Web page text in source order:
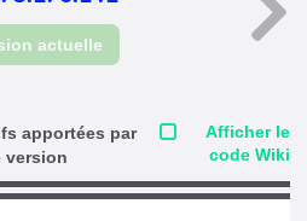
actuelle
apportées par
version
Afficher le
code Wiki